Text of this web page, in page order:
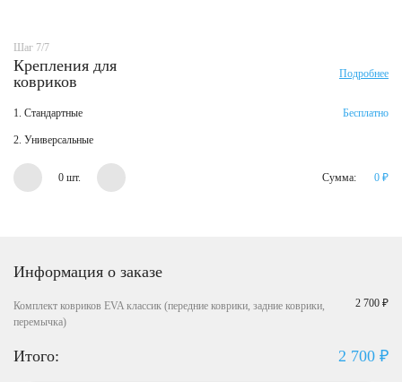
Шаг 7/7
Крепления для
ковриков
Подробнее
1. Стандартные Бесплатно
2. Универсальные
0 шт. Сумма: 0 ₽
Информация о заказе
Комплект ковриков EVA классик (передние коврики, задние коврики,
перемычка)
2 700 ₽
Итого: 2 700 ₽